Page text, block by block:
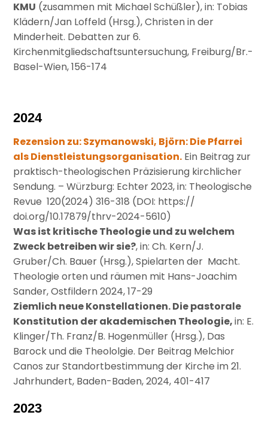
KMU (zusammen mit Michael Schüßler), in: Tobias
Klädern/Jan Loffeld (Hrsg.), Christen in der
Minderheit. Debatten zur 6.
Kirchenmitgliedschaftsuntersuchung, Freiburg/Br.-
Basel-Wien, 156-174
2024
Rezension zu: Szymanowski, Björn: Die Pfarrei
als Dienstleistungsorganisation. Ein Beitrag zur
praktisch-theologischen Präzisierung kirchlicher
Sendung. – Würzburg: Echter 2023, in: Theologische
Revue 120(2024) 316-318 (DOI: https://
doi.org/10.17879/thrv-2024-5610)
Was ist kritische Theologie und zu welchem
Zweck betreiben wir sie?, in: Ch. Kern/J.
Gruber/Ch. Bauer (Hrsg.), Spielarten der Macht.
Theologie orten und räumen mit Hans-Joachim
Sander, Ostfildern 2024, 17-29
Ziemlich neue Konstellationen. Die pastorale
Konstitution der akademischen Theologie,in: E.
Klinger/Th. Franz/B. Hogenmüller (Hrsg.), Das
Barock und die Theololgie. Der Beitrag Melchior
Canos zur Standortbestimmung der Kirche im 21.
Jahrhundert, Baden-Baden, 2024, 401-417
2023